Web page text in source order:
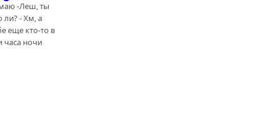
-Леш, ты
ли? - Хм, а
еще кто-то в
часа ночи